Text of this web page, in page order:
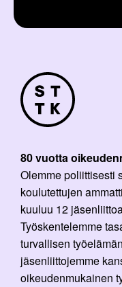
80 vuotta
Olemme poliittisesti
koulutettujen
kuuluu 12
Työskentelemme
turvallisen
jäsenliittojemme
oikeudenmukainen